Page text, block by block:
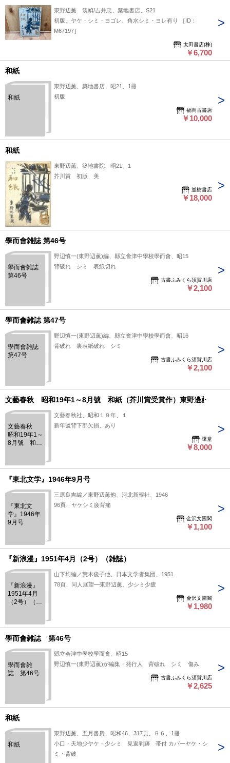
東野辺薫 装幀/吉井忠、築地書店、S21
初版、ヤケ・シミ・ヨゴレ、角水シミ・ヨレ有り ［ID：
M67197］
太田書店(株)
￥6,700
和紙
和紙
東野辺薫、築地書店、昭21、1冊
初版
福岡古書店
￥10,000
和紙
東野辺薫、築地書院、昭21、1
芥川賞 初版 美
並樹書店
￥18,000
學而會雑誌 第46号
學而會雑誌
第46号
野辺慎一(東野辺薫)編、縣立會津中學校學而會、昭15
背破れ シミ 表紙切れ
古書ふみくら須賀川店
￥2,100
學而會雑誌 第47号
學而會雑誌
第47号
野辺慎一(東野辺薫)編、縣立會津中學校學而會、昭16
背破れ 裏表紙破れ シミ
古書ふみくら須賀川店
￥2,100
文藝春秋 昭和19年1～8月號 和紙（芥川賞受賞作）東野邊薫
文藝春秋
昭和19年1～
8月號 和紙
邊薫
文藝春秋社、昭和１９年、１
新年號背下部欠損、あり
曙堂
￥8,000
『東北文学』1946年9月号
『東北文
学』1946年
9月号
三原良吉編／東野辺薫他、河北新報社、1946
96頁、ヤケシミ疲背痛
金沢文圃閣
￥1,100
『新浪漫』1951年4月（2号）（雑誌）
『新浪漫』
1951年4月
（2号）（雑
山下均編／荒木俊子他、日本文学者集団、1951
78頁、同人展望―東野辺薫、少シミ少疲
金沢文圃閣
￥1,980
學而會雑誌 第46号
學而會雑
誌 第46号
縣立会津中學校學而會、昭15
野辺慎一(東野辺薫)が編集・発行人 背破れ シミ 傷み
古書ふみくら須賀川店
￥2,625
和紙
和紙
東野辺薫、五月書房、昭和46、317頁、Ｂ６、1冊
小口・天地少ヤケ・少シミ 見返剥跡 帯付 カバーヤケ・シ
ミ・背破